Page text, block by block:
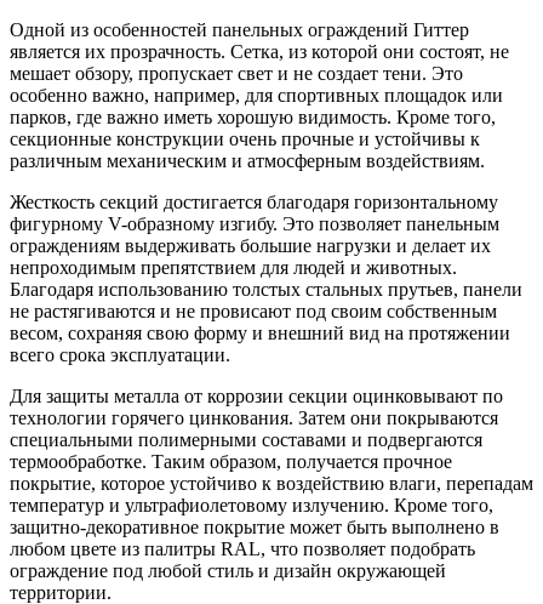
Одной из особенностей панельных ограждений Гиттер
является их прозрачность. Сетка, из которой они состоят, не
мешает обзору, пропускает свет и не создает тени. Это
особенно важно, например, для спортивных площадок или
парков, где важно иметь хорошую видимость. Кроме того,
секционные конструкции очень прочные и устойчивы к
различным механическим и атмосферным воздействиям.
Жесткость секций достигается благодаря горизонтальному
фигурному V-образному изгибу. Это позволяет панельным
ограждениям выдерживать большие нагрузки и делает их
непроходимым препятствием для людей и животных.
Благодаря использованию толстых стальных прутьев, панели
не растягиваются и не провисают под своим собственным
весом, сохраняя свою форму и внешний вид на протяжении
всего срока эксплуатации.
Для защиты металла от коррозии секции оцинковывают по
технологии горячего цинкования. Затем они покрываются
специальными полимерными составами и подвергаются
термообработке. Таким образом, получается прочное
покрытие, которое устойчиво к воздействию влаги, перепадам
температур и ультрафиолетовому излучению. Кроме того,
защитно-декоративное покрытие может быть выполнено в
любом цвете из палитры RAL, что позволяет подобрать
ограждение под любой стиль и дизайн окружающей
территории.